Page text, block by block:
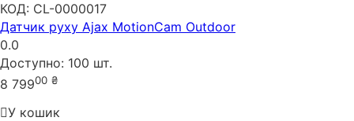
КОД: CL-0000017
Датчик руху Ajax MotionCam Outdoor
0.0
Доступно: 100 шт.
8 79900 ₴
У кошик